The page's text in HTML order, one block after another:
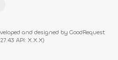
and designed by GoodRequest
API: X.X.X)